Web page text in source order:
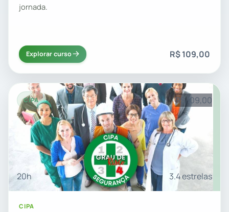
jornada.
Explorar curso R$ 109,00
CIPA R$ 109,00
20h 3.4 estrelas
CIPA